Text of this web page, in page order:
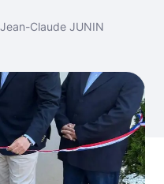
Claude JUNIN